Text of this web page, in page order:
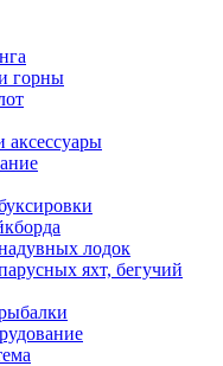
горны
аксессуары
лодок
яхт, бегучий